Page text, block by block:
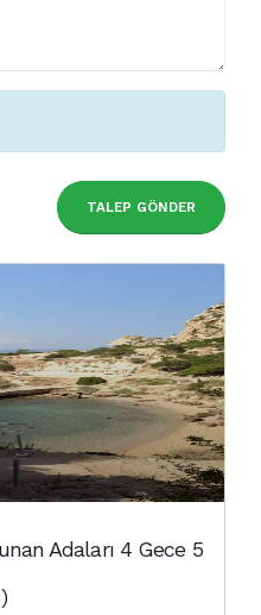
TALEP GÖNDER
Adaları 4 Gece 5